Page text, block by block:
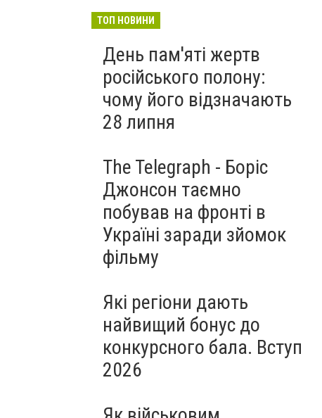
ЗСУ на Wildberries . 200 млрд
рф
3 серпня
ТОП НОВИНИ
День пам'яті жертв
російського полону:
чому його відзначають
28 липня
The Telegraph - Боріс
Джонсон таємно
побував на фронті в
Україні заради зйомок
фільму
Які регіони дають
найвищий бонус до
конкурсного бала. Вступ
2026